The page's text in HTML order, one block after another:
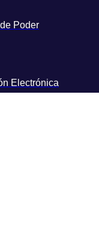
Poder
Electrónica